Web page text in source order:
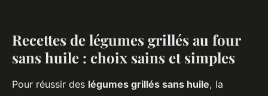
Recettes de légumes grillés au four
sans huile : choix sains et simples
Pour réussir des légumes grillés sans huile, la